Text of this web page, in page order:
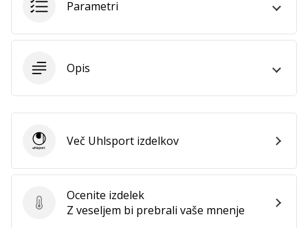
Postani
ambasador/ka
rokometne
znamke
Si
rokometni/a
navdušenec/ka,
kot
mi?
Parametri
Opis
Ocenite izdelek
Ocenite izdelek
Z veseljem bi prebrali vaše mnenje
UhlsportVeč Uhlsport izdelkov